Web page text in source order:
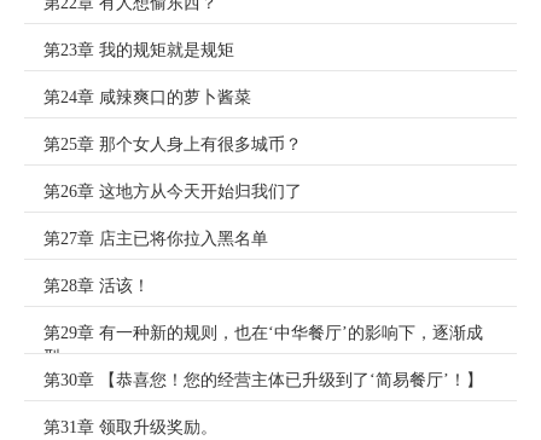
第23章 我的规矩就是规矩
第24章 咸辣爽口的萝卜酱菜
第25章 那个女人身上有很多城币？
第26章 这地方从今天开始归我们了
第27章 店主已将你拉入黑名单
第28章 活该！
第29章 有一种新的规则，也在‘中华餐厅’的影响下，逐渐成
型。
第30章 【恭喜您！您的经营主体已升级到了‘简易餐厅’！】
第31章 领取升级奖励。